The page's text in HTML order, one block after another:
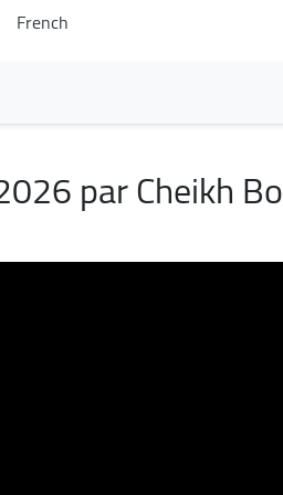
French
par Cheikh